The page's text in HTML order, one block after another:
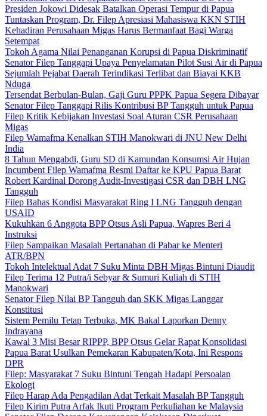
Presiden Jokowi Didesak Batalkan Operasi Tempur di Papua
Tuntaskan Program, Dr. Filep Apresiasi Mahasiswa KKN STIH
Kehadiran Perusahaan Migas Harus Bermanfaat Bagi Warga
Setempat
Tokoh Agama Nilai Penanganan Korupsi di Papua Diskriminatif
Senator Filep Tanggapi Upaya Penyelamatan Pilot Susi Air di Papua
Sejumlah Pejabat Daerah Terindikasi Terlibat dan Biayai KKB
Nduga
Tersendat Berbulan-Bulan, Gaji Guru PPPK Papua Segera Dibayar
Senator Filep Tanggapi Rilis Kontribusi BP Tangguh untuk Papua
Filep Kritik Kebijakan Investasi Soal Aturan CSR Perusahaan
Migas
Filep Wamafma Kenalkan STIH Manokwari di JNU New Delhi
India
8 Tahun Mengabdi, Guru SD di Kamundan Konsumsi Air Hujan
Incumbent Filep Wamafma Resmi Daftar ke KPU Papua Barat
Robert Kardinal Dorong Audit-Investigasi CSR dan DBH LNG
Tangguh
Filep Bahas Kondisi Masyarakat Ring I LNG Tangguh dengan
USAID
Kukuhkan 6 Anggota BPP Otsus Asli Papua, Wapres Beri 4
Instruksi
Filep Sampaikan Masalah Pertanahan di Pabar ke Menteri
ATR/BPN
Tokoh Intelektual Adat 7 Suku Minta DBH Migas Bintuni Diaudit
Filep Terima 12 Putra/i Sebyar & Sumuri Kuliah di STIH
Manokwari
Senator Filep Nilai BP Tangguh dan SKK Migas Langgar
Konstitusi
Sistem Pemilu Tetap Terbuka, MK Bakal Laporkan Denny
Indrayana
Kawal 3 Misi Besar RIPPP, BPP Otsus Gelar Rapat Konsolidasi
Papua Barat Usulkan Pemekaran Kabupaten/Kota, Ini Respons
DPR
Filep: Masyarakat 7 Suku Bintuni Tengah Hadapi Persoalan
Ekologi
Filep Harap Ada Pengadilan Adat Terkait Masalah BP Tangguh
Filep Kirim Putra Arfak Ikuti Program Perkuliahan ke Malaysia